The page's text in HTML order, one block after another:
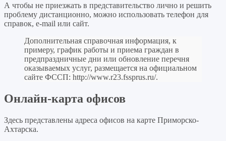
А чтобы не приезжать в представительство лично и решить
проблему дистанционно, можно использовать телефон для
справок, e-mail или сайт.
Дополнительная справочная информация, к
примеру, график работы и приема граждан в
предпраздничные дни или обновление перечня
оказываемых услуг, размещается на официальном
сайте ФССП: http://www.r23.fssprus.ru/.
Онлайн-карта офисов
Здесь представлены адреса офисов на карте Приморско-
Ахтарска.